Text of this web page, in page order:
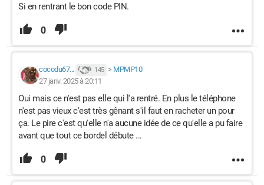
Si en rentrant le bon code PIN.
0
cocodu67... 145 > MPMP10
27 janv. 2025 à 20:11
Oui mais ce n'est pas elle qui l'a rentré. En plus le téléphone
n'est pas vieux c'est très gênant s'il faut en racheter un pour
ça. Le pire c'est qu'elle n'a aucune idée de ce qu'elle a pu faire
avant que tout ce bordel débute ...
0